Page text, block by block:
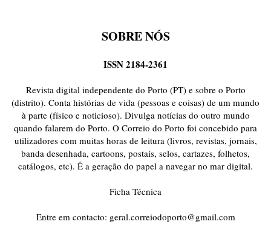
SOBRE NÓS
ISSN 2184-2361
Revista digital independente do Porto (PT) e sobre o Porto
(distrito). Conta histórias de vida (pessoas e coisas) de um mundo
à parte (físico e noticioso). Divulga notícias do outro mundo
quando falarem do Porto. O Correio do Porto foi concebido para
utilizadores com muitas horas de leitura (livros, revistas, jornais,
banda desenhada, cartoons, postais, selos, cartazes, folhetos,
catálogos, etc). É a geração do papel a navegar no mar digital.
Ficha Técnica
Entre em contacto: geral.correiodoporto@gmail.com